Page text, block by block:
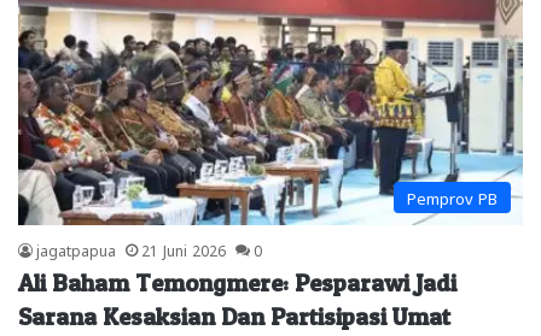
Pemprov PB
jagatpapua 21 Juni 2026 0
Ali Baham Temongmere: Pesparawi Jadi
Sarana Kesaksian Dan Partisipasi Umat